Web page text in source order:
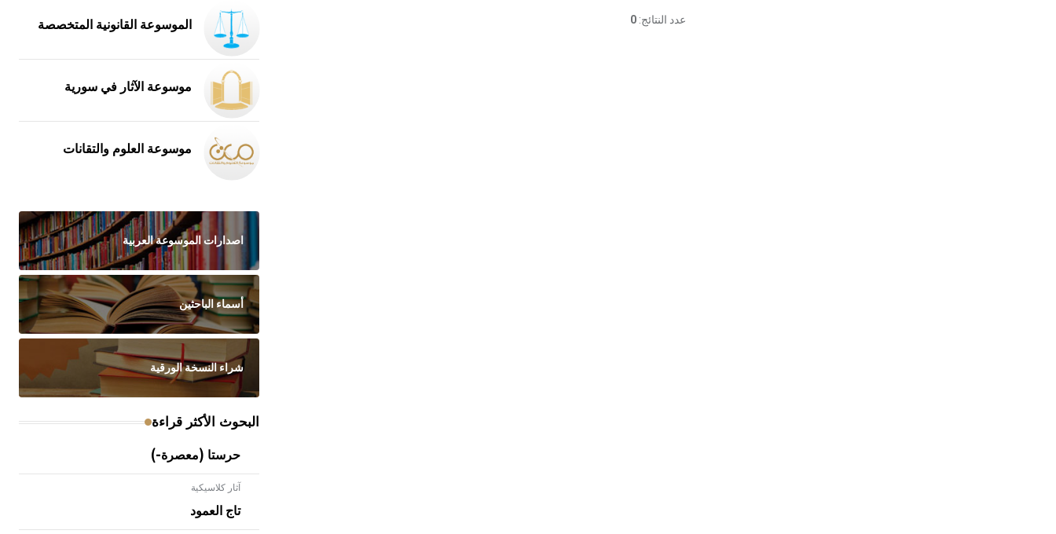
عدد النتائج:0 الموسوعة القانونية المتخصصة
موسوعة الآثار في سورية
موسوعة العلوم والتقانات
اصدارات الموسوعة العربية
أسماء الباحثين
شراء النسخة الورقية
البحوث الأكثر قراءة
حرستا (معصرة-)
آثار كلاسيكية
تاج العمود